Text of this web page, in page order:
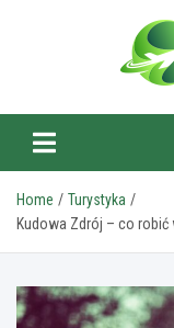
Home
Turystyka
Kudowa Zdrój – co